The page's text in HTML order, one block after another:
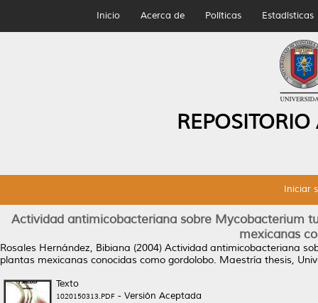
Inicio Acerca de Políticas Estadísticas
Iniciar
Actividad antimicobacteriana sobre Mycobacterium
mexicanas
Rosales Hernández, Bibiana (2004) Actividad antimicobacteriana
plantas mexicanas conocidas como gordolobo. Maestría thesis,
Texto
1020150313.PDF - Versión Aceptada